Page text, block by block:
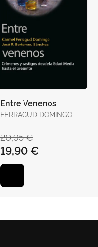
Entre Venenos
FERRAGUD DOMINGO,
20,95 €
19,90 €